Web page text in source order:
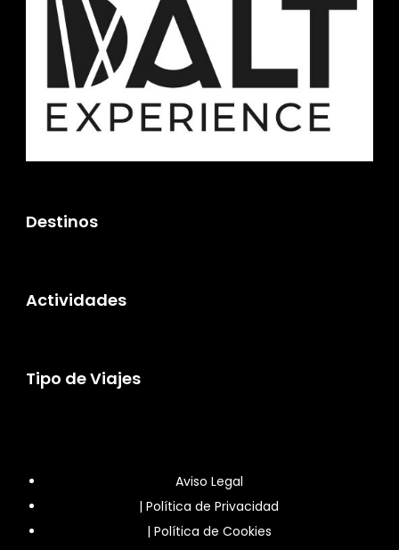
Destinos
Actividades
Tipo de Viajes
Aviso Legal
| Política de Privacidad
| Política de Cookies